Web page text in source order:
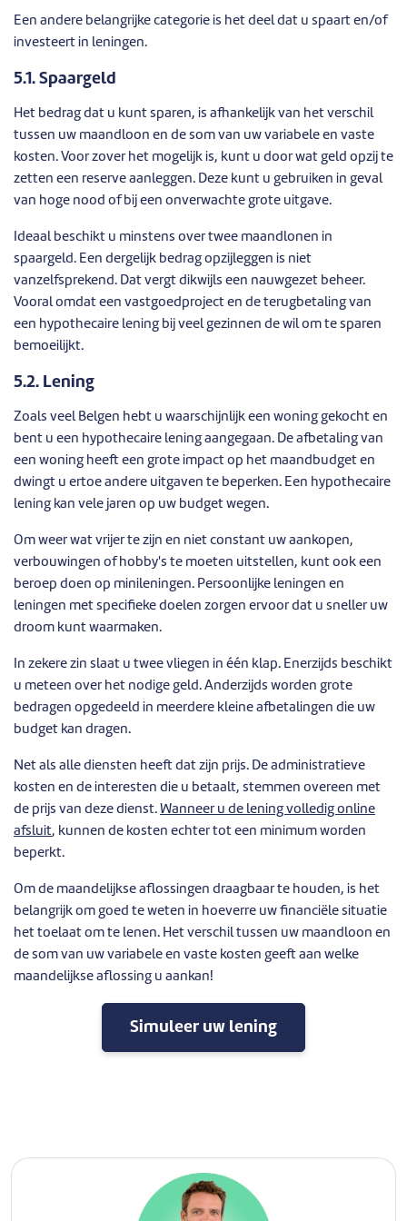
Een andere belangrijke categorie is het deel dat u spaart en/of
investeert in leningen.
5.1. Spaargeld
Het bedrag dat u kunt sparen, is afhankelijk van het verschil
tussen uw maandloon en de som van uw variabele en vaste
kosten. Voor zover het mogelijk is, kunt u door wat geld opzij te
zetten een reserve aanleggen. Deze kunt u gebruiken in geval
van hoge nood of bij een onverwachte grote uitgave.
Ideaal beschikt u minstens over twee maandlonen in
spaargeld. Een dergelijk bedrag opzijleggen is niet
vanzelfsprekend. Dat vergt dikwijls een nauwgezet beheer.
Vooral omdat een vastgoedproject en de terugbetaling van
een hypothecaire lening bij veel gezinnen de wil om te sparen
bemoeilijkt.
5.2. Lening
Zoals veel Belgen hebt u waarschijnlijk een woning gekocht en
bent u een hypothecaire lening aangegaan. De afbetaling van
een woning heeft een grote impact op het maandbudget en
dwingt u ertoe andere uitgaven te beperken. Een hypothecaire
lening kan vele jaren op uw budget wegen.
Om weer wat vrijer te zijn en niet constant uw aankopen,
verbouwingen of hobby's te moeten uitstellen, kunt ook een
beroep doen op minileningen. Persoonlijke leningen en
leningen met specifieke doelen zorgen ervoor dat u sneller uw
droom kunt waarmaken.
In zekere zin slaat u twee vliegen in één klap. Enerzijds beschikt
u meteen over het nodige geld. Anderzijds worden grote
bedragen opgedeeld in meerdere kleine afbetalingen die uw
budget kan dragen.
Net als alle diensten heeft dat zijn prijs. De administratieve
kosten en de interesten die u betaalt, stemmen overeen met
de prijs van deze dienst. Wanneer u de lening volledig online
afsluit, kunnen de kosten echter tot een minimum worden
beperkt.
Om de maandelijkse aflossingen draagbaar te houden, is het
belangrijk om goed te weten in hoeverre uw financiële situatie
het toelaat om te lenen. Het verschil tussen uw maandloon en
de som van uw variabele en vaste kosten geeft aan welke
maandelijkse aflossing u aankan!
Simuleer uw lening